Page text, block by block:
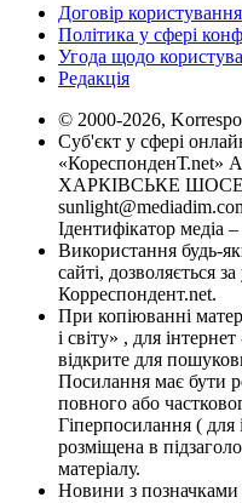
Договір
Політика у сфері
Угода щодо
Редакція
© 2000-2026,
Суб'єкт у сфері
«КореспонденТ.net»
ХАРКІВСЬКЕ ШОСЕ,
Ідентифікатор медіа
Використання будь-
сайті, дозволяється
Корреспондент.net.
При копіюванні
і світу» , для
відкрите для
Посилання має бути
повного або
Гіперпосилання (
розміщена в
матеріалу.
Новини з